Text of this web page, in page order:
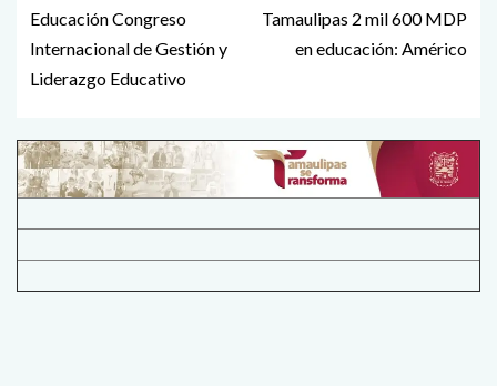
Educación Congreso
Internacional de Gestión y
Liderazgo Educativo
Tamaulipas 2 mil 600 MDP
en educación: Américo